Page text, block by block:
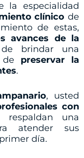
la especialidad
clínico de
de estas,
avances de la
brindar una
de preservar la
.
, usted
con
una
atender sus
día.